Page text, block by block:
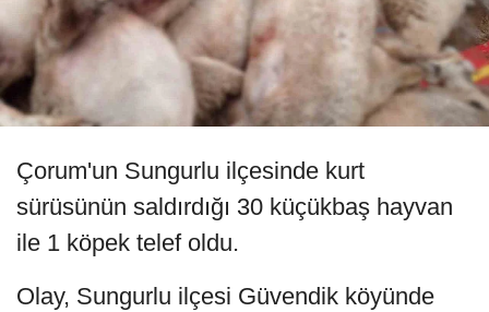
Çorum'un Sungurlu ilçesinde kurt
sürüsünün saldırdığı 30 küçükbaş hayvan
ile 1 köpek telef oldu.
Olay, Sungurlu ilçesi Güvendik köyünde